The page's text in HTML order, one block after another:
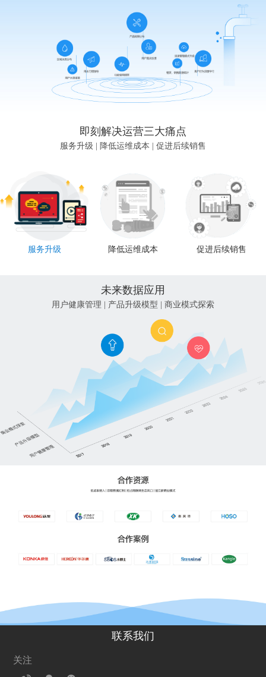
即刻解决运营三大痛点
服务升级 | 降低运维成本 | 促进后续销售
服务升级 降低运维成本 促进后续销售
未来数据应用
用户健康管理 | 产品升级模型 | 商业模式探索
联系我们
关注